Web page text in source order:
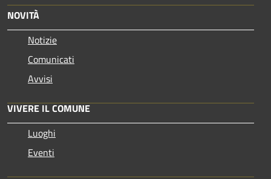
NOVITÀ
Notizie
Comunicati
Avvisi
VIVERE IL COMUNE
Luoghi
Eventi